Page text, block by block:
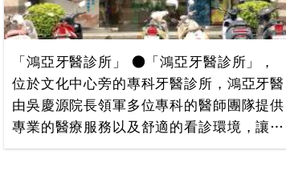
「鴻亞牙醫診所」 ●「鴻亞牙醫診所」，
位於文化中心旁的專科牙醫診所，鴻亞牙醫
由吳慶源院長領軍多位專科的醫師團隊提供
專業的醫療服務以及舒適的看診環境，讓每
位來求診的患者都能享有最高品質牙齒照